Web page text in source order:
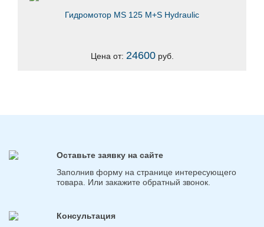
Гидромотор MS 125 M+S Hydraulic
Цена от: 24600руб.
Оставьте заявку на сайте
Заполнив форму на странице интересующего
товара. Или закажите обратный звонок.
Консультация